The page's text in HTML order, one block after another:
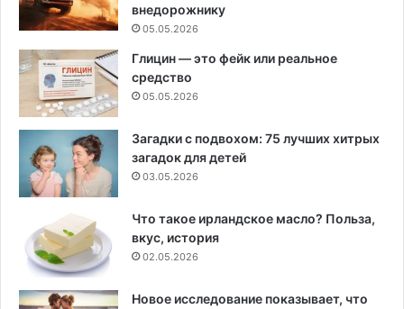
внедорожнику
05.05.2026
Глицин — это фейк или реальное
средство
05.05.2026
Загадки с подвохом: 75 лучших хитрых
загадок для детей
03.05.2026
Что такое ирландское масло? Польза,
вкус, история
02.05.2026
Новое исследование показывает, что